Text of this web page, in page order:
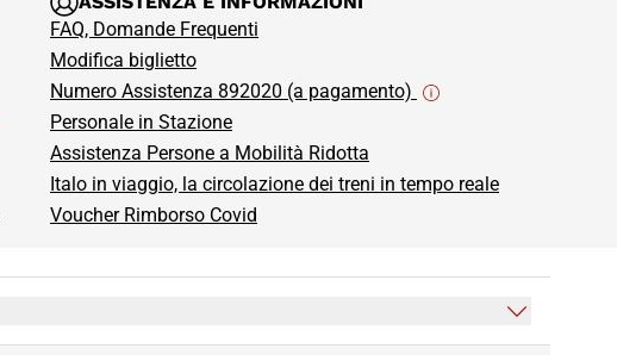
FAQ, Domande Frequenti
Modifica biglietto
Numero Assistenza 892020 (a pagamento)
Personale in Stazione
Assistenza Persone a Mobilità Ridotta
Italo in viaggio, la circolazione dei treni in tempo reale
Voucher Rimborso Covid